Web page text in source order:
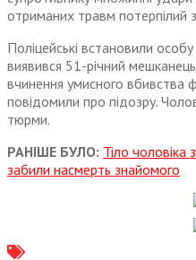
отриманих травм потерпілий
Поліцейські встановили
виявився 51-річний
вчинення умисного вбивства
повідомили про підозру.
тюрми.
РАНІШЕ БУЛО: Тіло чоловіка
забили насмерть знайомого